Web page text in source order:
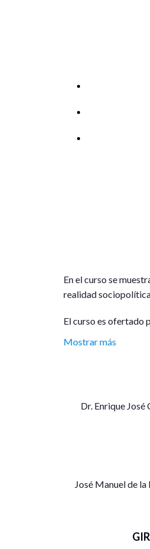
En el curso se
realidad
El curso es ofertado
se describen en el
Las sesiones se
institucional, el
Se entregará
Mostrar más
Dr. Enrique
José Manuel de